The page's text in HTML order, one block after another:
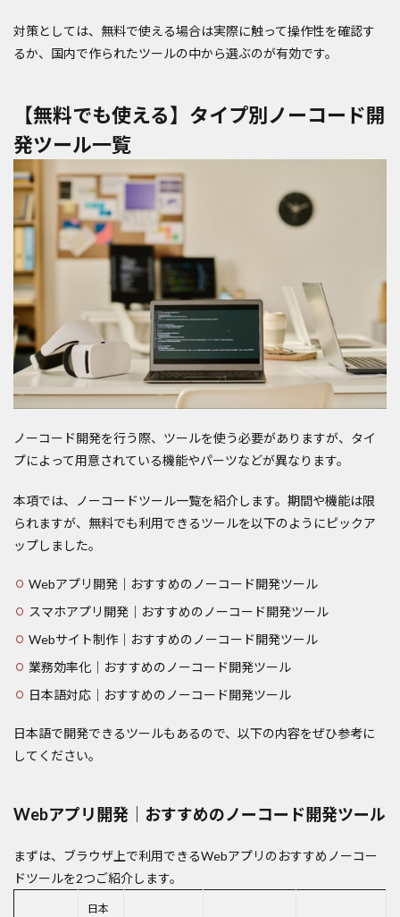
対策としては、無料で使える場合は実際に触って操作性を確認す
るか、国内で作られたツールの中から選ぶのが有効です。
【無料でも使える】タイプ別ノーコード開
発ツール一覧
ノーコード開発を行う際、ツールを使う必要がありますが、タイ
プによって用意されている機能やパーツなどが異なります。
本項では、ノーコードツール一覧を紹介します。期間や機能は限
られますが、無料でも利用できるツールを以下のようにピックア
ップしました。
Webアプリ開発｜おすすめのノーコード開発ツール
スマホアプリ開発｜おすすめのノーコード開発ツール
Webサイト制作｜おすすめのノーコード開発ツール
業務効率化｜おすすめのノーコード開発ツール
日本語対応｜おすすめのノーコード開発ツール
日本語で開発できるツールもあるので、以下の内容をぜひ参考に
してください。
Webアプリ開発｜おすすめのノーコード開発ツール
まずは、ブラウザ上で利用できるWebアプリのおすすめノーコー
ドツールを2つご紹介します。
日本